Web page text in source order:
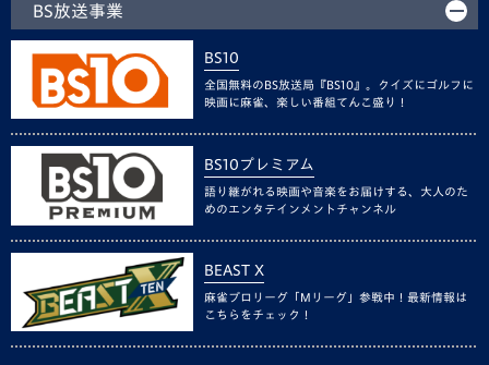
BS放送事業
BS10
全国無料のBS放送局『BS10』。クイズにゴルフに
映画に麻雀、楽しい番組てんこ盛り！
BS10プレミアム
語り継がれる映画や音楽をお届けする、大人のた
めのエンタテインメントチャンネル
BEAST X
麻雀プロリーグ「Mリーグ」参戦中！最新情報は
こちらをチェック！